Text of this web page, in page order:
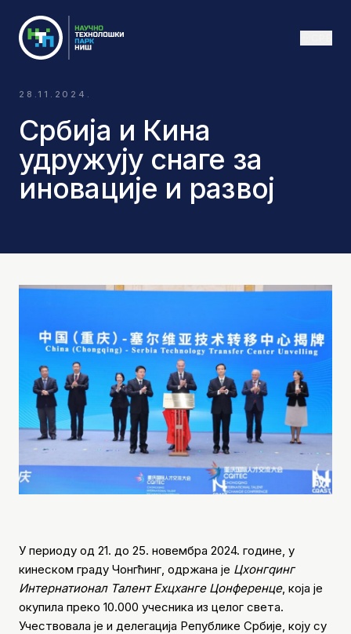
28.11.2024.
Србија и Кина
удружују снаге за
иновације и развој
У периоду од 21. до 25. новембра 2024. године, у
кинеском граду Чонгћинг, одржана је Цхонгqинг
Интернатионал Талент Еxцханге Цонференце, која је
окупила преко 10.000 учесника из целог света.
Учествовала је и делегација Републике Србије, коју су